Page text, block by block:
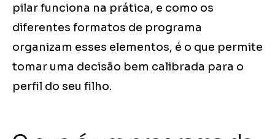
pilar funciona na prática, e como os
diferentes formatos de programa
organizam esses elementos, é o que permite
tomar uma decisão bem calibrada para o
perfil do seu filho.